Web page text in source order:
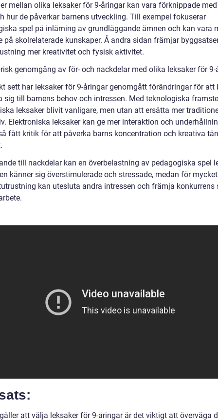
mellan olika leksaker för 9-åringar kan vara förknippade
hur de påverkar barnens utveckling. Till exempel fokuserar
spel på inlärning av grundläggande ämnen och kan vara
på skolrelaterade kunskaper. Å andra sidan främjar
mer kreativitet och fysisk aktivitet.
genomgång av för- och nackdelar med olika leksaker för 9-
sett har leksaker för 9-åringar genomgått förändringar för att
sig till barnens behov och intressen. Med teknologiska
leksaker blivit vanligare, men utan att ersätta mer
Elektroniska leksaker kan ge mer interaktion och
fått kritik för att påverka barns koncentration och kreativa
till nackdelar kan en överbelastning av pedagogiska spel
känner sig överstimulerade och stressade, medan för
kan utesluta andra intressen och främja konkurrens
att välja leksaker för 9-åringar är det viktigt att överväga